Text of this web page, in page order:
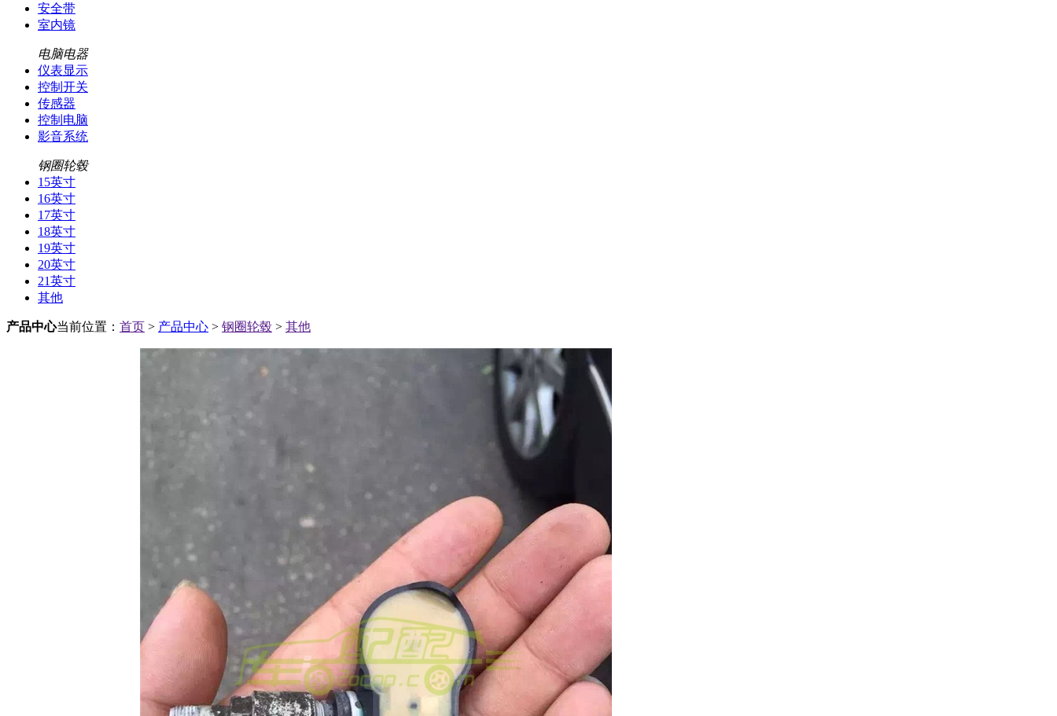
安全带
室内镜
电脑电器
仪表显示
控制开关
传感器
控制电脑
影音系统
钢圈轮毂
15英寸
16英寸
17英寸
18英寸
19英寸
20英寸
21英寸
其他
产品中心当前位置： 首页 > 产品中心 > 钢圈轮毂 > 其他